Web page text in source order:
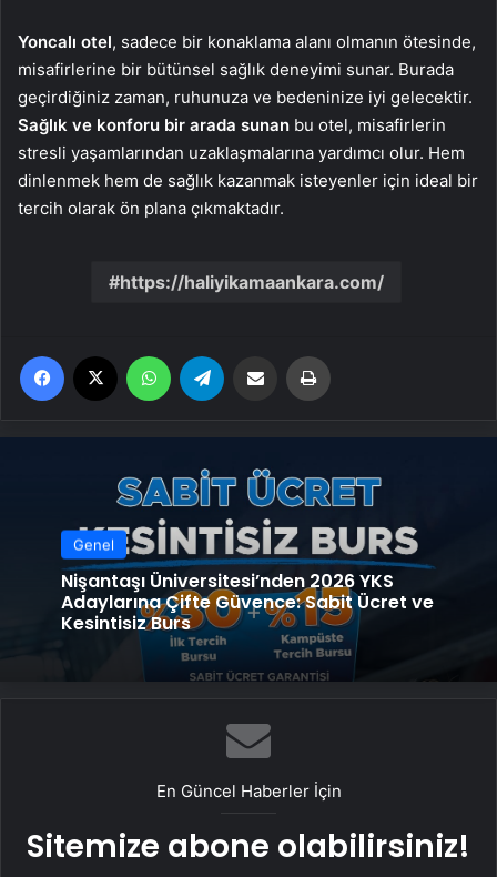
Yoncalı otel, sadece bir konaklama alanı olmanın ötesinde,
misafirlerine bir bütünsel sağlık deneyimi sunar. Burada
geçirdiğiniz zaman, ruhunuza ve bedeninize iyi gelecektir.
Sağlık ve konforu bir arada sunan bu otel, misafirlerin
stresli yaşamlarından uzaklaşmalarına yardımcı olur. Hem
dinlenmek hem de sağlık kazanmak isteyenler için ideal bir
tercih olarak ön plana çıkmaktadır.
https://haliyikamaankara.com/
Facebook WhatsApp Email'den paylaş
Genel
Nişantaşı Üniversitesi’nden 2026 YKS
Adaylarına Çifte Güvence: Sabit Ücret ve
Kesintisiz Burs
En Güncel Haberler İçin
Sitemize abone olabilirsiniz!